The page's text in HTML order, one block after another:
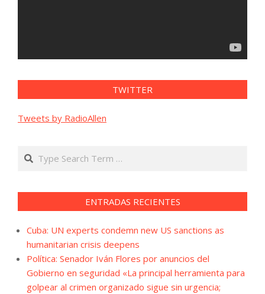
TWITTER
Tweets by RadioAllen
Search
ENTRADAS RECIENTES
Cuba: UN experts condemn new US sanctions as
humanitarian crisis deepens
Política: Senador Iván Flores por anuncios del
Gobierno en seguridad «La principal herramienta para
golpear al crimen organizado sigue sin urgencia;